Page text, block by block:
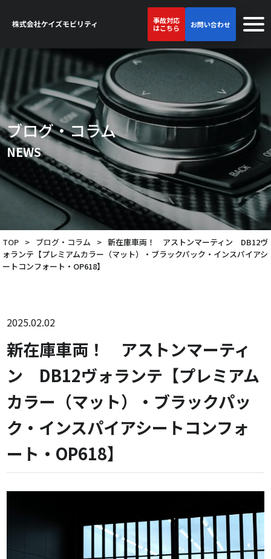
事故対応
はこちら
お問い合わせ
ブログ・コラム
NEWS
TOP > ブログ・コラム > 新在庫車両！ アストンマーティン DB12ヴ
ォランテ【プレミアムカラー（マット）・ブラックパック・インスパイアシ
ートコンフォート・OP618】
2025.02.02
新在庫車両！ アストンマーティ
ン DB12ヴォランテ【プレミアム
カラー（マット）・ブラックパッ
ク・インスパイアシートコンフォ
ート・OP618】